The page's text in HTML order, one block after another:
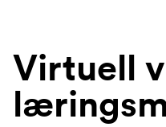
Virtuell